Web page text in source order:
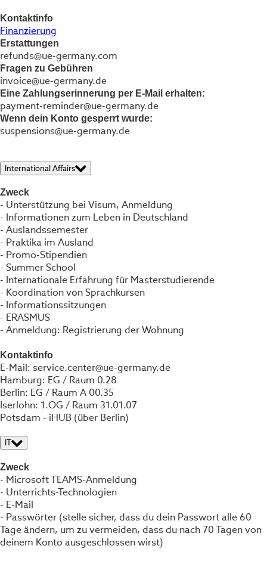
Kontaktinfo
Finanzierung
Erstattungen
refunds@ue-germany.com
Fragen zu Gebühren
invoice@ue-germany.de
Eine Zahlungserinnerung per E-Mail erhalten:
payment-reminder@ue-germany.de
Wenn dein Konto gesperrt wurde:
suspensions@ue-germany.de
International Affairs
Zweck
- Unterstützung bei Visum, Anmeldung
- Informationen zum Leben in Deutschland
- Auslandssemester
- Praktika im Ausland
- Promo-Stipendien
- Summer School
- Internationale Erfahrung für Masterstudierende
- Koordination von Sprachkursen
- Informationssitzungen
- ERASMUS
- Anmeldung: Registrierung der Wohnung
Kontaktinfo
E-Mail: service.center@ue-germany.de
Hamburg: EG / Raum 0.28
Berlin: EG / Raum A 00.35
Iserlohn: 1.OG / Raum 31.01.07
Potsdam - iHUB (über Berlin)
IT
Zweck
- Microsoft TEAMS-Anmeldung
- Unterrichts-Technologien
- E-Mail
- Passwörter (stelle sicher, dass du dein Passwort alle 60
Tage ändern, um zu vermeiden, dass du nach 70 Tagen von
deinem Konto ausgeschlossen wirst)